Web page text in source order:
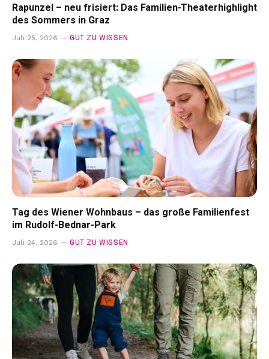
Rapunzel – neu frisiert: Das Familien-Theaterhighlight
des Sommers in Graz
Juli 25, 2026 GUT ZU WISSEN
Tag des Wiener Wohnbaus – das große Familienfest
im Rudolf-Bednar-Park
Juli 24, 2026 GUT ZU WISSEN